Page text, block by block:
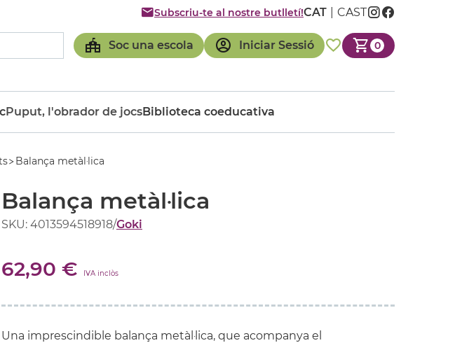
Soc una escola Iniciar Sessió 0
Subscriu-te al nostre butlletí!CAT CAST
Puput, l'obrador de jocsBiblioteca coeducativa
Balança metàl·lica
Balança metàl·lica
SKU: 4013594518918/Goki
62,90 € IVA inclòs
Una imprescindible balança metàl·lica, que acompanya el